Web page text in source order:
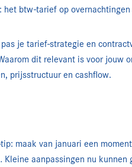
het btw-tarief op overnachtingen
je tarief-strategie en
dit relevant is voor jouw
prijsstructuur en cashflow.
maak van januari een
Kleine aanpassingen nu